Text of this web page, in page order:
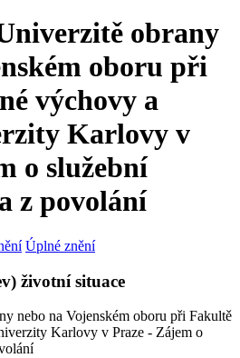
obrany
oboru při
výchovy a
Karlovy v
o služební
z povolání
Úplné znění
životní situace
nebo na Vojenském oboru při Fakultě
Karlovy v Praze - Zájem o